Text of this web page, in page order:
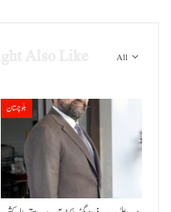
All
بلوچستان